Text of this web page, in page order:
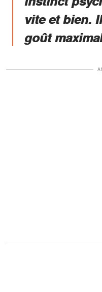
vite et bien.
goût